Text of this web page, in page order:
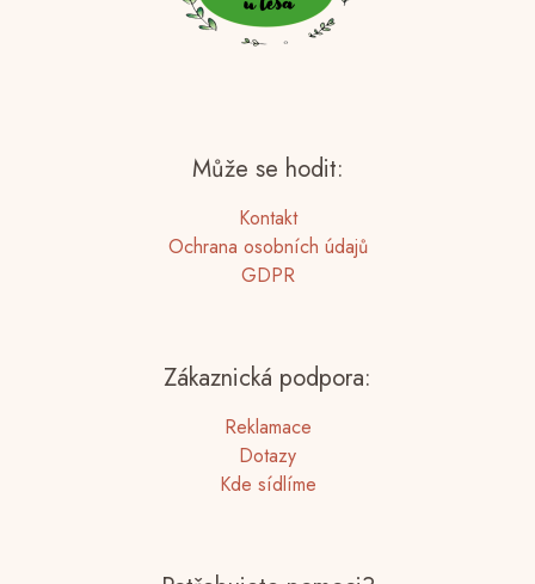
Může se hodit:
Kontakt
Ochrana osobních údajů
GDPR
Zákaznická podpora:
Reklamace
Dotazy
Kde sídlíme